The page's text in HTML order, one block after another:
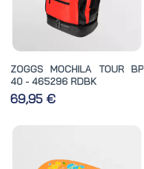
ZOGGS MOCHILA TOUR BP
40 - 465296 RDBK
69,95 €